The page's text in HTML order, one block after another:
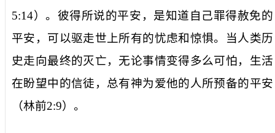
5:14）。彼得所说的平安，是知道自己罪得赦免的
平安，可以驱走世上所有的忧虑和惊惧。当人类历
史走向最终的灭亡，无论事情变得多么可怕，生活
在盼望中的信徒，总有神为爱他的人所预备的平安
（林前2:9）。